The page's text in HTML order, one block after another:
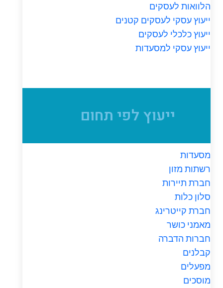
הלוואות לעסקים
ייעוץ עסקי לעסקים קטנים
ייעוץ כלכלי לעסקים
ייעוץ עסקי למסעדות
ייעוץ לפי תחום
מסעדות
רשתות מזון
חברת תיירות
סלון כלות
חברת קייטרינג
מאמני כושר
חברות הדברה
קבלנים
מפעלים
מוסכים